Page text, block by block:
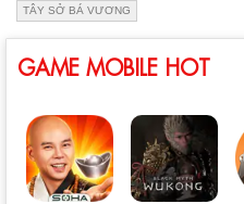
TÂY SỞ BÁ VƯƠNG
GAME MOBILE HOT